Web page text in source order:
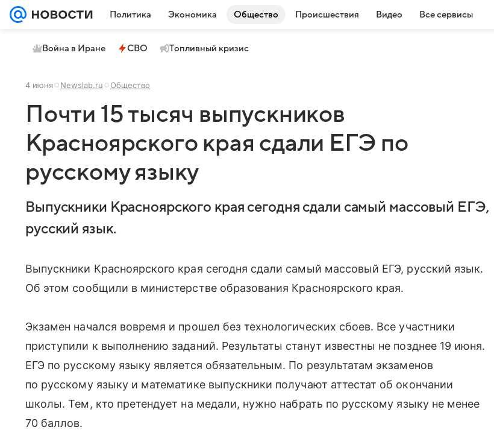
Политика Экономика Общество Происшествия Видео Все сервисы
Война в Иране СВО Топливный кризис
4 июня Newslab.ru Общество
Почти 15 тысяч выпускников
Красноярского края сдали ЕГЭ по
русскому языку
Выпускники Красноярского края сегодня сдали самый массовый ЕГЭ,
русский язык.
Выпускники Красноярского края сегодня сдали самый массовый ЕГЭ, русский язык.
Об этом сообщили в министерстве образования Красноярского края.
Экзамен начался вовремя и прошел без технологических сбоев. Все участники
приступили к выполнению заданий. Результаты станут известны не позднее 19 июня.
ЕГЭ по русскому языку является обязательным. По результатам экзаменов
по русскому языку и математике выпускники получают аттестат об окончании
школы. Тем, кто претендует на медали, нужно набрать по русскому языку не менее
70 баллов.